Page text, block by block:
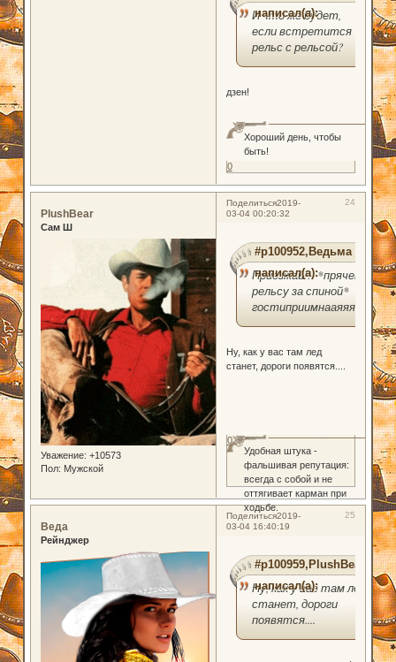
написал(а):
И что же будет,
если встретится
рельс с рельсой?
дзен!
Хороший день, чтобы
быть!
0
Поделиться 24
2019-
03-04 00:20:32
PlushBear
Сам Ш
Уважение: +10573
Пол: Мужской
#p100952,Ведьма
написал(а):
Приезжай!! *прячет
рельсу за спиной* я
гостиприимнааяяяя
Ну, как у вас там лед
станет, дороги появятся....
Удобная штука -
фальшивая репутация:
всегда с собой и не
оттягивает карман при
ходьбе.
0
Поделиться 25
2019-
03-04 16:40:19
Веда
Рейнджер
#p100959,PlushBear
написал(а):
Ну, как у вас там лед
станет, дороги
появятся....